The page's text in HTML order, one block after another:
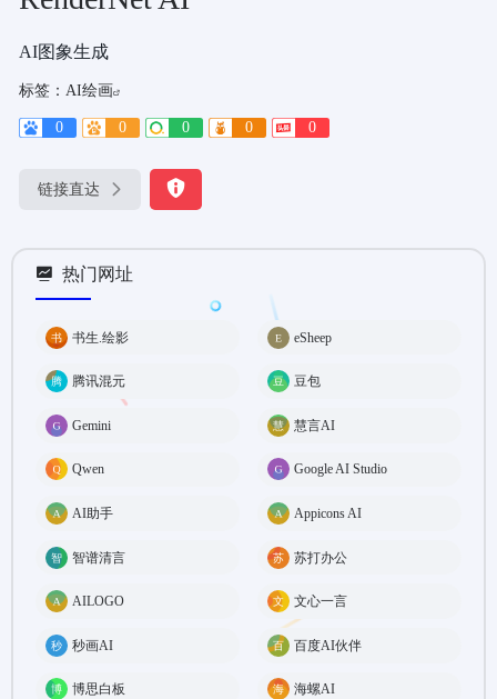
AI图象生成
标签： AI绘画
0 0 0 0 0
链接直达
热门网址
书生.绘影 eSheep
腾讯混元 豆包
Gemini 慧言AI
Qwen Google AI Studio
AI助手 Appicons AI
智谱清言 苏打办公
AILOGO 文心一言
秒画AI 百度AI伙伴
博思白板 海螺AI